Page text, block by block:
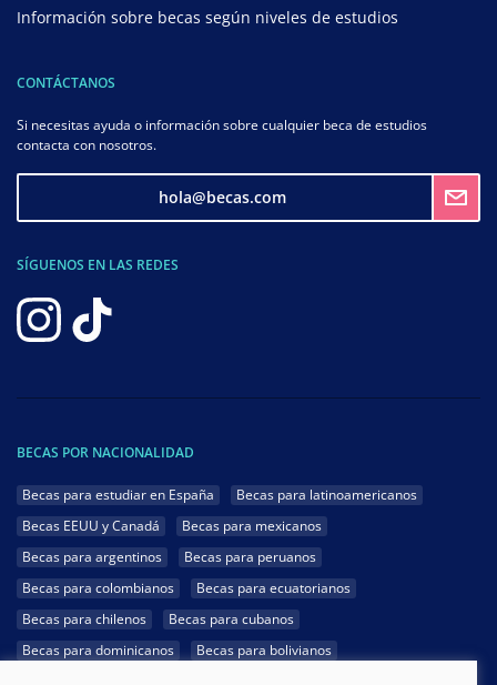
Información sobre becas según niveles de estudios
CONTÁCTANOS
Si necesitas ayuda o información sobre cualquier beca de estudios
contacta con nosotros.
hola@becas.com
SÍGUENOS EN LAS REDES
BECAS POR NACIONALIDAD
Becas para estudiar en España
Becas para latinoamericanos
Becas EEUU y Canadá
Becas para mexicanos
Becas para argentinos
Becas para peruanos
Becas para colombianos
Becas para ecuatorianos
Becas para chilenos
Becas para cubanos
Becas para dominicanos
Becas para bolivianos